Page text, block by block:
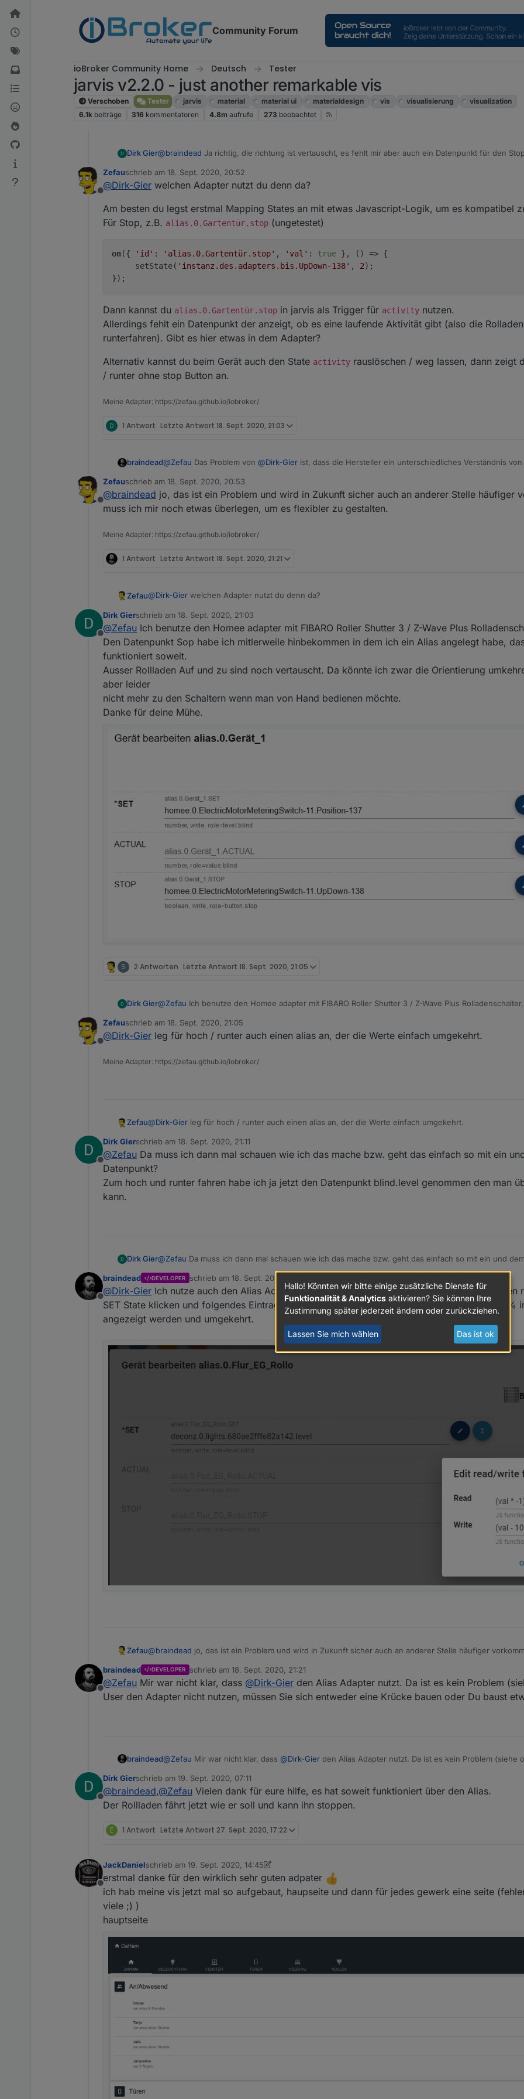
Weiter zum Inhalt
Community Forum
ioBroker Community Home Deutsch Tester
jarvis v2.2.0 - just another remarkable vis
Verschoben Tester jarvis material material ui materialdesign vis visualisierung
visualization
6.1k beiträge 316 kommentatoren 4.8m aufrufe 273 beobachtet
Dirk Gier@braindead Ja richtig, die richtung ist vertauscht, es fehlt mir aber auch ein Datenpunkt für den
Mit dem Datenpunkt UpDown-138 kann ich den Rollladen direkt ansteuern wenn man eine Zahl
0=Hoch 2=Stop 1=runter. Kann man damit vielleicht irgendwie einen Datenpunkt Stop draus machen?
Danke im vorraus
Offline
Zefauschrieb am 18. Sept. 2020, 20:52
zuletzt editiert von
@Dirk-Gier welchen Adapter nutzt du denn da?
Am besten du legst erstmal Mapping States an mit etwas Javascript-Logik, um es kompatibel
Für Stop, z.B. alias.0.Gartentür.stop (ungetestet)
on({ 'id' : 'alias.0.Gartentür.stop' , 'val' : true }, () => {
     setState(
'instanz.des.adapters.bis.UpDown-138' , 2);
Dann kannst du alias.0.Gartentür.stop in jarvis als Trigger für activity nutzen.
Allerdings fehlt ein Datenpunkt der anzeigt, ob es eine laufende Aktivität gibt (also die
runterfahren). Gibt es hier etwas in dem Adapter?
Alternativ kannst du beim Gerät auch den State activity rauslöschen / weg lassen, dann zeigt
/ runter ohne stop Button an.
Meine Adapter: https://zefau.github.io/iobroker/
1 Antwort Letzte Antwort 18. Sept. 2020, 21:03
braindead@Zefau Das Problem von @Dirk-Gier ist, dass die Hersteller ein unterschiedliches Verständnis von
Übersetzung dafür. Kann jarvis das irgendwie (via JSON) umrechnen? Ich meine das irgendwann
Screenshot gesehen zu haben, aber weil es für mich keine Rolle gespielt hat, habe ich es nicht
Offline
Zefauschrieb am 18. Sept. 2020, 20:53
zuletzt editiert von
@braindead jo, das ist ein Problem und wird in Zukunft sicher auch an anderer Stelle häufiger
muss ich mir noch etwas überlegen, um es flexibler zu gestalten.
Meine Adapter: https://zefau.github.io/iobroker/
1 Antwort Letzte Antwort 18. Sept. 2020, 21:21
Zefau@Dirk-Gier welchen Adapter nutzt du denn da?
Am besten du legst erstmal Mapping States an mit etwas Javascript-Logik, um es kompatibel zu machen.
Für Stop, z.B. alias.0.Gartentür.stop(ungetestet)
on({ 'id': 'alias.0.Gartentür.stop', 'val': true }, () => {
     setState('instanz.des.adapters.bis.UpDown-138', 2);
Dann kannst du
Allerdings fehlt ein Datenpunkt der anzeigt, ob es eine laufende Aktivität gibt (also die Rolladen
runterfahren). Gibt es hier etwas in dem Adapter?
Alternativ kannst du beim Gerät auch den State
ohne stop Button an.
Offline
Dirk Gierschrieb am 18. Sept. 2020, 21:03
zuletzt editiert von
@Zefau Ich benutze den Homee adapter mit FIBARO Roller Shutter 3 / Z-Wave Plus
Den Datenpunkt Sop habe ich mitlerweile hinbekommen in dem ich ein Alias angelegt habe,
funktioniert soweit.
Ausser Rollladen Auf und zu sind noch vertauscht. Da könnte ich zwar die Orientierung
aber leider
nicht mehr zu den Schaltern wenn man von Hand bedienen möchte.
Danke für deine Mühe.
S 2 Antworten Letzte Antwort 18. Sept. 2020, 21:05
Dirk Gier@Zefau Ich benutze den Homee adapter mit FIBARO Roller Shutter 3 / Z-Wave Plus
soweit.
Ausser Rollladen Auf und zu sind noch vertauscht. Da könnte ich zwar die Orientierung umkehren,
nicht mehr zu den Schaltern wenn man von Hand bedienen möchte.
Offline
Zefauschrieb am 18. Sept. 2020, 21:05
zuletzt editiert von
@Dirk-Gier leg für hoch / runter auch einen alias an, der die Werte einfach umgekehrt.
Meine Adapter: https://zefau.github.io/iobroker/
Zefau@Dirk-Gier leg für hoch / runter auch einen alias an, der die Werte einfach umgekehrt.
Offline
Dirk Gierschrieb am 18. Sept. 2020, 21:11
zuletzt editiert von
@Zefau Da muss ich dann mal schauen wie ich das mache bzw. geht das einfach so mit ein
Datenpunkt?
Zum hoch und runter fahren habe ich ja jetzt den Datenpunkt blind.level genommen den man
kann.
Dirk Gier@Zefau Da muss ich dann mal schauen wie ich das mache bzw. geht das einfach so mit ein und
Zum hoch und runter fahren habe ich ja jetzt den Datenpunkt blind.level genommen den man über
Offline
braindead DEVELOPER schrieb am 18. Sept. 2020, 21:19
zuletzt editiert von
@Dirk-Gier Ich nutze auch den Alias Adapter. Für das Umkehren des Levels, musst Du auf den
SET State klicken und folgendes Eintragen. Folge ist, dass 100% des Homee Adapters als 0%
angezeigt werden und umgekehrt.
Zefau@braindead jo, das ist ein Problem und wird in Zukunft sicher auch an anderer Stelle häufiger
Offline
braindead DEVELOPER schrieb am 18. Sept. 2020, 21:21
zuletzt editiert von
@Zefau Mir war nicht klar, dass @Dirk-Gier den Alias Adapter nutzt. Da ist es kein Problem
User den Adapter nicht nutzen, müssen Sie sich entweder eine Krücke bauen oder Du baust
braindead@Zefau Mir war nicht klar, dass @Dirk-Gier den Alias Adapter nutzt. Da ist es kein Problem (siehe
Offline
Dirk Gierschrieb am 19. Sept. 2020, 07:11
zuletzt editiert von
@braindead,@Zefau Vielen dank für eure hilfe, es hat soweit funktioniert über den Alias.
Der Rollladen fährt jetzt wie er soll und kann ihn stoppen.
E 1 Antwort Letzte Antwort 27. Sept. 2020, 17:22
Offline
JackDanielschrieb am 19. Sept. 2020, 14:45
zuletzt editiert von JackDaniel
erstmal danke für den wirklich sehr guten adpater
ich hab meine vis jetzt mal so aufgebaut, haupseite und dann für jedes gewerk eine seite
viele ;) )
hauptseite
Hallo! Könnten wir bitte einige zusätzliche Dienste für
Funktionalität & Analytics aktivieren? Sie können Ihre
Zustimmung später jederzeit ändern oder zurückziehen.
Lassen Sie mich wählen Das ist ok